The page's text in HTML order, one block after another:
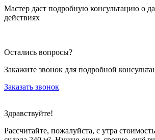
Мастер даст подробную консультацию о
действиях
Остались вопросы?
Закажите звонок для подробной
Заказать звонок
Здравствуйте!
Рассчитайте, пожалуйста, с утра